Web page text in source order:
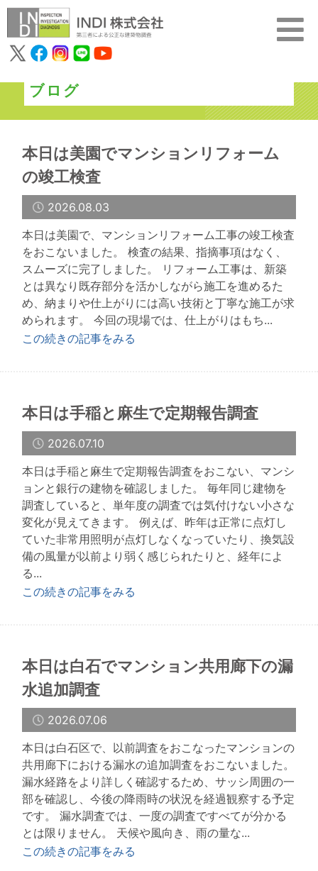
ブログ
本日は美園でマンションリフォーム
の竣工検査
2026.08.03
本日は美園で、マンションリフォーム工事の竣工検査
をおこないました。 検査の結果、指摘事項はなく、
スムーズに完了しました。 リフォーム工事は、新築
とは異なり既存部分を活かしながら施工を進めるた
め、納まりや仕上がりには高い技術と丁寧な施工が求
められます。 今回の現場では、仕上がりはもち...
この続きの記事をみる
本日は手稲と麻生で定期報告調査
2026.07.10
本日は手稲と麻生で定期報告調査をおこない、マンシ
ョンと銀行の建物を確認しました。 毎年同じ建物を
調査していると、単年度の調査では気付けない小さな
変化が見えてきます。 例えば、昨年は正常に点灯し
ていた非常用照明が点灯しなくなっていたり、換気設
備の風量が以前より弱く感じられたりと、経年によ
る...
この続きの記事をみる
本日は白石でマンション共用廊下の漏
水追加調査
2026.07.06
本日は白石区で、以前調査をおこなったマンションの
共用廊下における漏水の追加調査をおこないました。
漏水経路をより詳しく確認するため、サッシ周囲の一
部を確認し、今後の降雨時の状況を経過観察する予定
です。 漏水調査では、一度の調査ですべてが分かる
とは限りません。 天候や風向き、雨の量な...
この続きの記事をみる